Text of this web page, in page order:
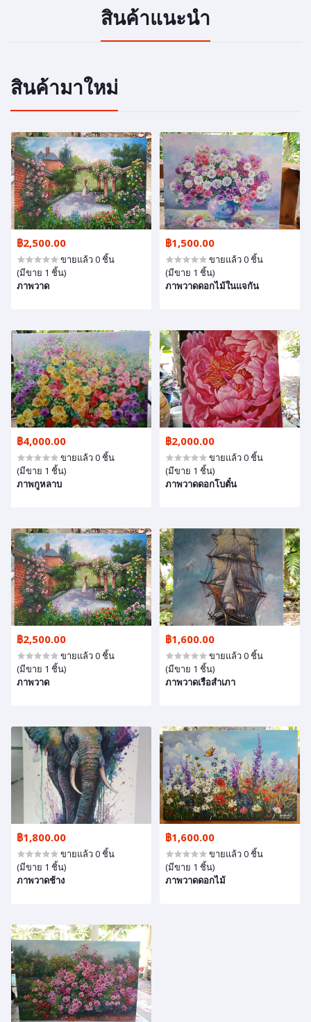
สินค้าแนะนำ
สินค้ามาใหม่
฿2,500.00
ขายแล้ว 0 ชิ้น
(มีขาย 1 ชิ้น)
ภาพวาด
฿1,500.00
ขายแล้ว 0 ชิ้น
(มีขาย 1 ชิ้น)
ภาพวาดดอกไม้ในแจกัน
฿4,000.00
ขายแล้ว 0 ชิ้น
(มีขาย 1 ชิ้น)
ภาพกูหลาบ
฿2,000.00
ขายแล้ว 0 ชิ้น
(มีขาย 1 ชิ้น)
ภาพวาดดอกโบตั๋น
฿2,500.00
ขายแล้ว 0 ชิ้น
(มีขาย 1 ชิ้น)
ภาพวาด
฿1,600.00
ขายแล้ว 0 ชิ้น
(มีขาย 1 ชิ้น)
ภาพวาดเรือสำเภา
฿1,800.00
ขายแล้ว 0 ชิ้น
(มีขาย 1 ชิ้น)
ภาพวาดช้าง
฿1,600.00
ขายแล้ว 0 ชิ้น
(มีขาย 1 ชิ้น)
ภาพวาดดอกไม้